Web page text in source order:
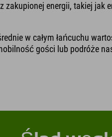
zakupionej energii, takiej jak
w całym łańcuchu
gości lub podróże